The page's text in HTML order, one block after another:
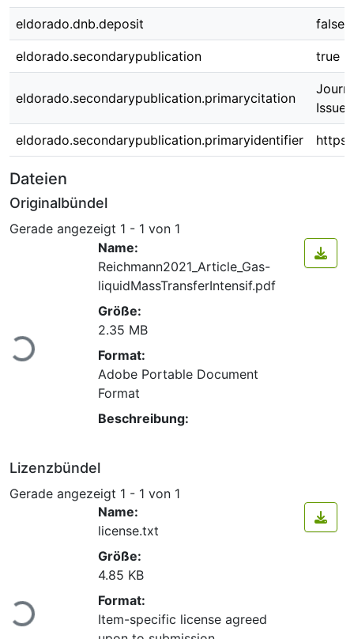
eldorado.dnb.deposit false
eldorado.secondarypublication true
eldorado.secondarypublication.primarycitation
Issue
eldorado.secondarypublication.primaryidentifier
Dateien
Originalbündel
Gerade angezeigt 1 - 1 von 1
Lade...
Name:
Reichmann2021_Article_Gas-
liquidMassTransferIntensif.pdf
Größe:
2.35 MB
Format:
Adobe Portable Document
Format
Beschreibung:
Lizenzbündel
Gerade angezeigt 1 - 1 von 1
Lade...
Name:
license.txt
Größe:
4.85 KB
Format:
Item-specific license agreed